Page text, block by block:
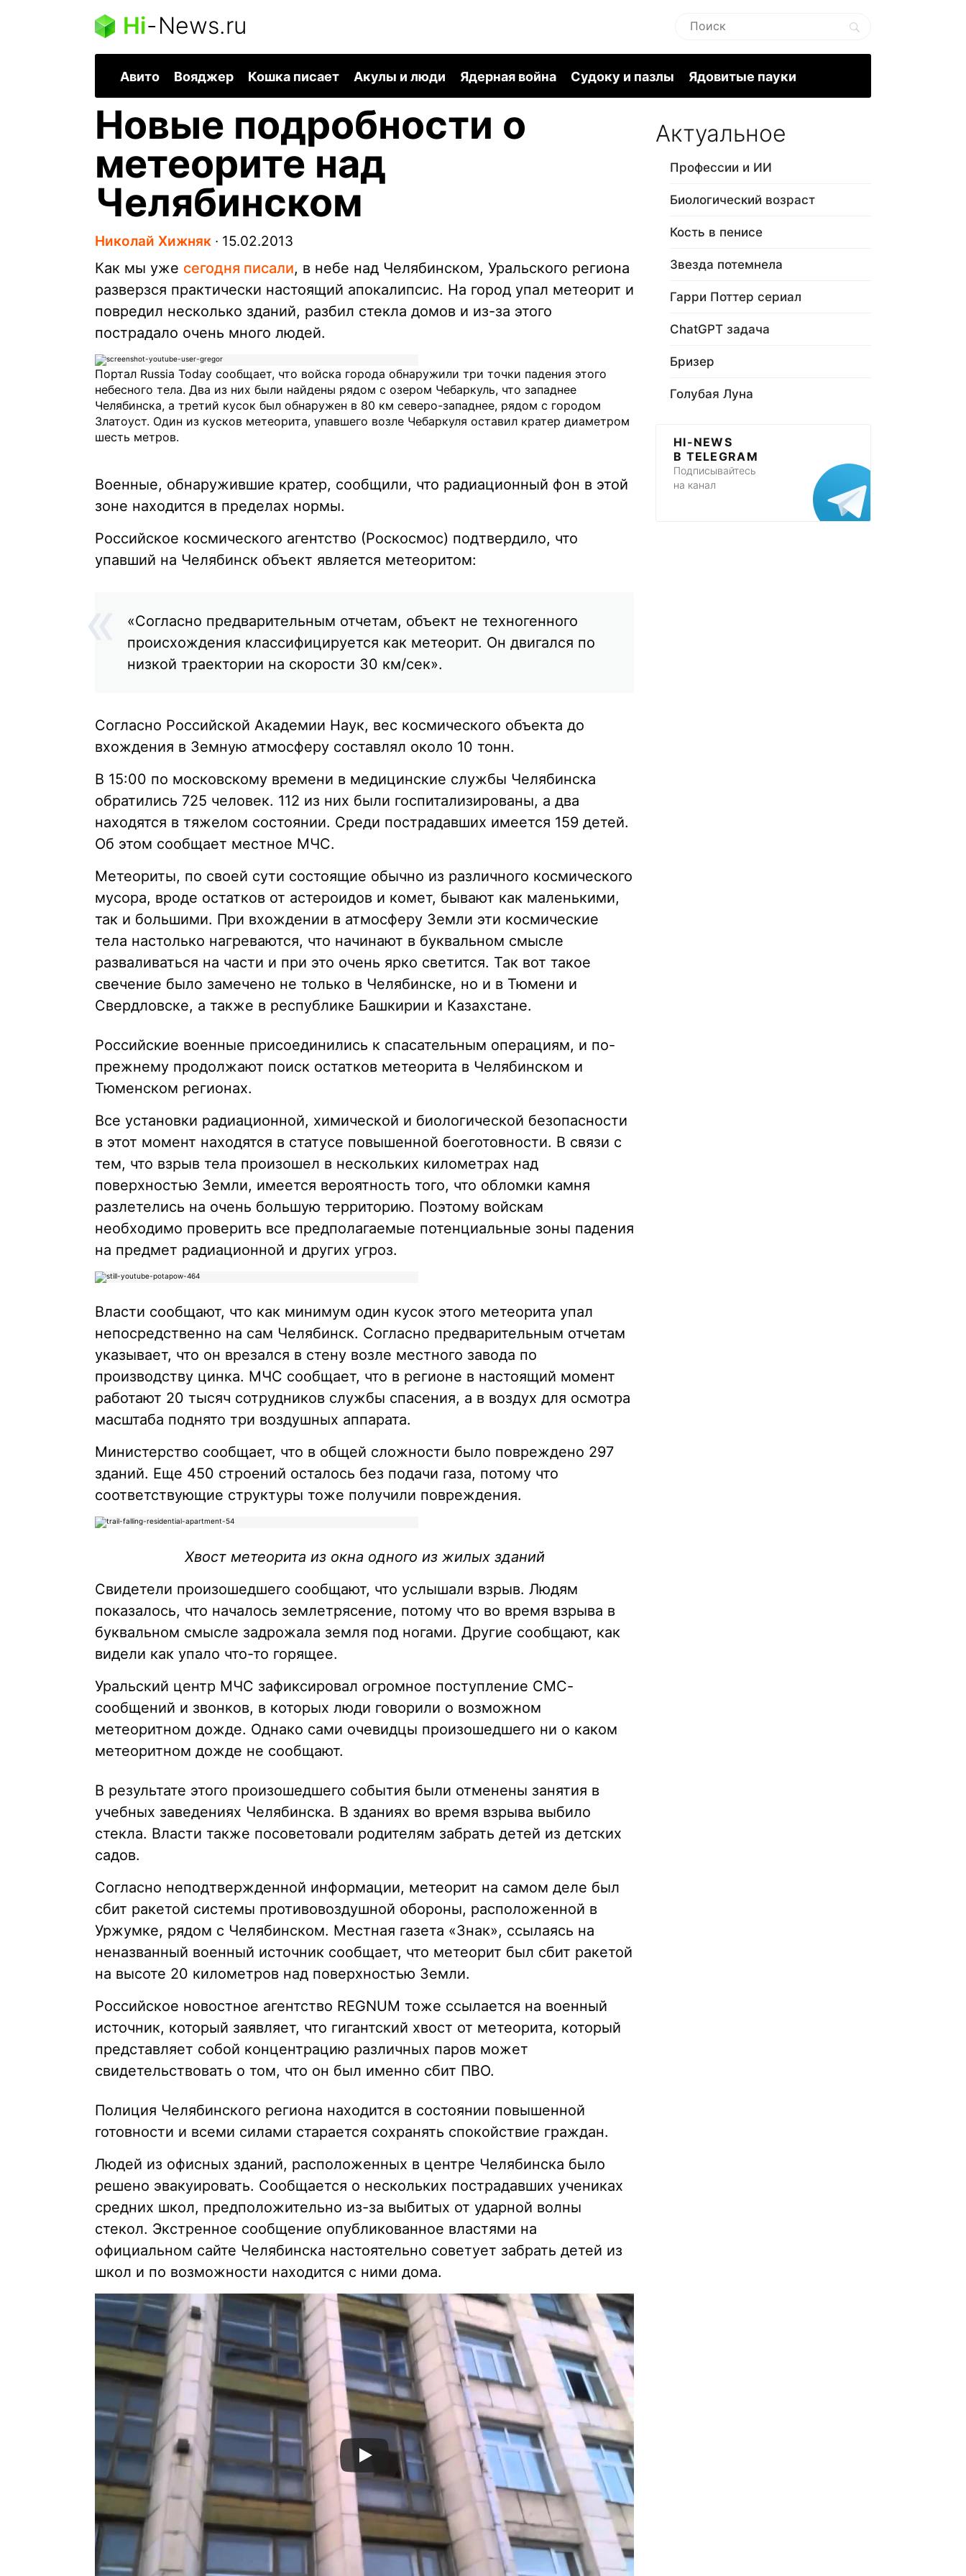
Hi-News.ru
Авито Вояджер Кошка писает Акулы и люди Ядерная война Судоку и пазлы Ядовитые пауки
Новые подробности о
метеорите над
Челябинском
Николай Хижняк ∙ 15.02.2013
Как мы уже сегодня писали, в небе над Челябинском, Уральского региона
разверзся практически настоящий апокалипсис. На город упал метеорит и
повредил несколько зданий, разбил стекла домов и из-за этого
пострадало очень много людей.
Портал Russia Today сообщает, что войска города обнаружили три точки падения этого
небесного тела. Два из них были найдены рядом с озером Чебаркуль, что западнее
Челябинска, а третий кусок был обнаружен в 80 км северо-западнее, рядом с городом
Златоуст. Один из кусков метеорита, упавшего возле Чебаркуля оставил кратер диаметром
шесть метров.
Военные, обнаружившие кратер, сообщили, что радиационный фон в этой
зоне находится в пределах нормы.
Российское космического агентство (Роскосмос) подтвердило, что
упавший на Челябинск объект является метеоритом:
«Согласно предварительным отчетам, объект не техногенного
происхождения классифицируется как метеорит. Он двигался по
низкой траектории на скорости 30 км/сек».
Согласно Российской Академии Наук, вес космического объекта до
вхождения в Земную атмосферу составлял около 10 тонн.
В 15:00 по московскому времени в медицинские службы Челябинска
обратились 725 человек. 112 из них были госпитализированы, а два
находятся в тяжелом состоянии. Среди пострадавших имеется 159 детей.
Об этом сообщает местное МЧС.
Метеориты, по своей сути состоящие обычно из различного космического
мусора, вроде остатков от астероидов и комет, бывают как маленькими,
так и большими. При вхождении в атмосферу Земли эти космические
тела настолько нагреваются, что начинают в буквальном смысле
разваливаться на части и при это очень ярко светится. Так вот такое
свечение было замечено не только в Челябинске, но и в Тюмени и
Свердловске, а также в республике Башкирии и Казахстане.
Российские военные присоединились к спасательным операциям, и по-
прежнему продолжают поиск остатков метеорита в Челябинском и
Тюменском регионах.
Все установки радиационной, химической и биологической безопасности
в этот момент находятся в статусе повышенной боеготовности. В связи с
тем, что взрыв тела произошел в нескольких километрах над
поверхностью Земли, имеется вероятность того, что обломки камня
разлетелись на очень большую территорию. Поэтому войскам
необходимо проверить все предполагаемые потенциальные зоны падения
на предмет радиационной и других угроз.
Власти сообщают, что как минимум один кусок этого метеорита упал
непосредственно на сам Челябинск. Согласно предварительным отчетам
указывает, что он врезался в стену возле местного завода по
производству цинка. МЧС сообщает, что в регионе в настоящий момент
работают 20 тысяч сотрудников службы спасения, а в воздух для осмотра
масштаба поднято три воздушных аппарата.
Министерство сообщает, что в общей сложности было повреждено 297
зданий. Еще 450 строений осталось без подачи газа, потому что
соответствующие структуры тоже получили повреждения.
Хвост метеорита из окна одного из жилых зданий
Свидетели произошедшего сообщают, что услышали взрыв. Людям
показалось, что началось землетрясение, потому что во время взрыва в
буквальном смысле задрожала земля под ногами. Другие сообщают, как
видели как упало что-то горящее.
Уральский центр МЧС зафиксировал огромное поступление СМС-
сообщений и звонков, в которых люди говорили о возможном
метеоритном дожде. Однако сами очевидцы произошедшего ни о каком
метеоритном дожде не сообщают.
В результате этого произошедшего события были отменены занятия в
учебных заведениях Челябинска. В зданиях во время взрыва выбило
стекла. Власти также посоветовали родителям забрать детей из детских
садов.
Согласно неподтвержденной информации, метеорит на самом деле был
сбит ракетой системы противовоздушной обороны, расположенной в
Уржумке, рядом с Челябинском. Местная газета «Знак», ссылаясь на
неназванный военный источник сообщает, что метеорит был сбит ракетой
на высоте 20 километров над поверхностью Земли.
Российское новостное агентство REGNUM тоже ссылается на военный
источник, который заявляет, что гигантский хвост от метеорита, который
представляет собой концентрацию различных паров может
свидетельствовать о том, что он был именно сбит ПВО.
Полиция Челябинского региона находится в состоянии повышенной
готовности и всеми силами старается сохранять спокойствие граждан.
Людей из офисных зданий, расположенных в центре Челябинска было
решено эвакуировать. Сообщается о нескольких пострадавших учениках
средних школ, предположительно из-за выбитых от ударной волны
стекол. Экстренное сообщение опубликованное властями на
официальном сайте Челябинска настоятельно советует забрать детей из
школ и по возможности находится с ними дома.
Актуальное
Профессии и ИИ
Биологический возраст
Кость в пенисе
Звезда потемнела
Гарри Поттер сериал
ChatGPT задача
Бризер
Голубая Луна
HI-NEWS
В TELEGRAM
Подписывайтесь
на канал